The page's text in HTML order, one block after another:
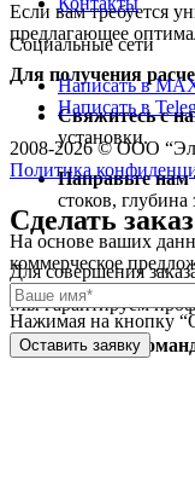
Если вам требуется
предлагающее
Для получения
Свяжитесь с
установки.
Направьте нам
стоков, глубина
На основе ваших
коммерческое
Мы гарантируем
С уважением,
Социальные сети
Написать в
Написать в
2008-2026 © ООО
Политика
Сделать заказ
Для совершения
Нажимая на кнопку
Оставить заявку